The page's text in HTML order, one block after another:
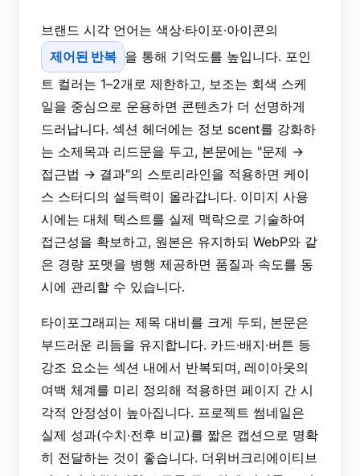
브랜드 시각 언어는 색상·타이포·아이콘의
제어된 반복 을 통해 기억도를 높입니다. 포인
트 컬러는 1–2개로 제한하고, 보조는 회색 스케
일을 중심으로 운용하면 콘텐츠가 더 선명하게
드러납니다. 섹션 헤더에는 정보 scent를 강화하
는 소제목과 리드문을 두고, 본문에는 "문제 →
접근법 → 결과"의 스토리라인을 적용하면 케이
스 스터디의 설득력이 올라갑니다. 이미지 사용
시에는 대체 텍스트를 실제 맥락으로 기술하여
접근성을 확보하고, 원본은 유지하되 WebP와 같
은 경량 포맷을 병행 제공하면 품질과 속도를 동
시에 관리할 수 있습니다.
타이포그래피는 제목 대비를 크게 두되, 본문은
부드러운 리듬을 유지합니다. 카드·배지·버튼 등
강조 요소는 섹션 내에서 반복되며, 레이아웃의
여백 체계를 미리 정의해 적용하면 페이지 간 시
각적 안정성이 높아집니다. 프로젝트 썸네일은
실제 성과(수치·전후 비교)를 짧은 캡션으로 명확
히 전달하는 것이 좋습니다. 더위버크리에이티브